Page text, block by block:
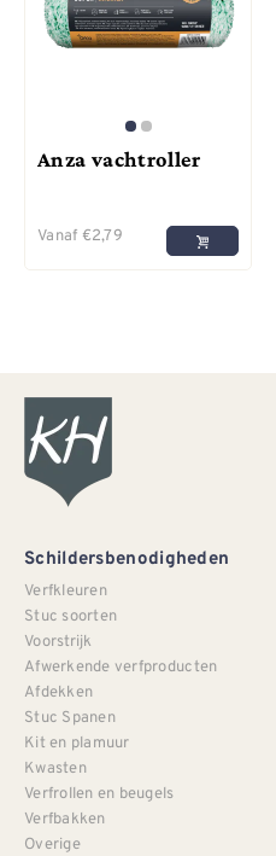
Anza vachtroller
Vanaf €2,79
Schildersbenodigheden
Verfkleuren
Stuc soorten
Voorstrijk
Afwerkende verfproducten
Afdekken
Stuc Spanen
Kit en plamuur
Kwasten
Verfrollen en beugels
Verfbakken
Overige